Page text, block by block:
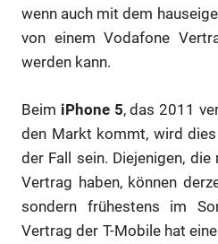
wenn auch mit dem
von einem Vodafone
werden kann.
Beim iPhone 5, das 2011
den Markt kommt, wird
der Fall sein. Diejenigen,
Vertrag haben, können
sondern frühestens im
Vertrag der T-Mobile hat